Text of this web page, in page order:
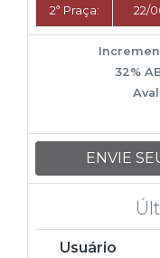
2ª Praça: 22/
32%
ENVIE
Usuário